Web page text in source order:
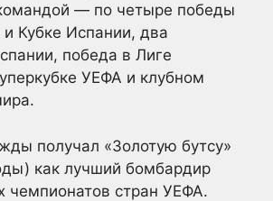
— по четыре победы
Кубке Испании, два
победа в Лиге
УЕФА и клубном
получал «Золотую бутсу»
как лучший бомбардир
чемпионатов стран УЕФА.